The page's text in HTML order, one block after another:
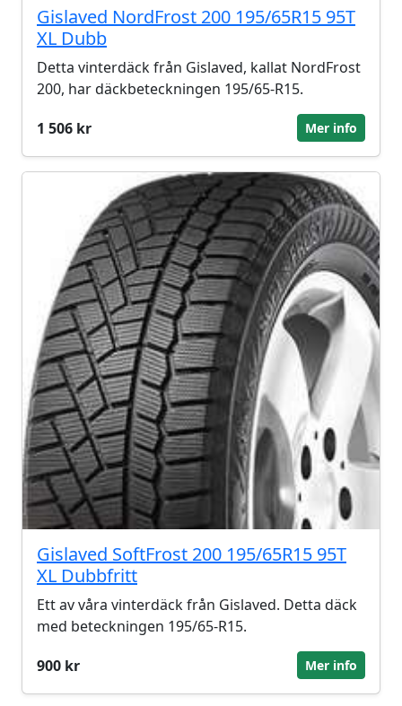
Gislaved NordFrost 200 195/65R15 95T
XL Dubb
Detta vinterdäck från Gislaved, kallat NordFrost
200, har däckbeteckningen 195/65-R15.
1 506 kr
Mer info
Gislaved SoftFrost 200 195/65R15 95T
XL Dubbfritt
Ett av våra vinterdäck från Gislaved. Detta däck
med beteckningen 195/65-R15.
900 kr
Mer info